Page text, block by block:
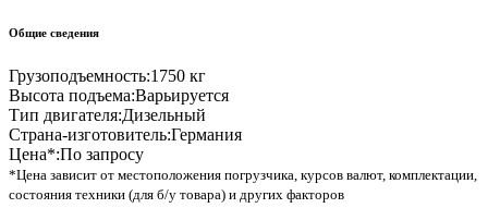
Общие сведения
Грузоподъемность:1750 кг
Высота подъема:Варьируется
Тип двигателя:Дизельный
Страна-изготовитель:Германия
Цена*:По запросу
*Цена зависит от местоположения погрузчика, курсов валют, комплектации,
состояния техники (для б/у товара) и других факторов